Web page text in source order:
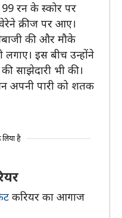
रन के स्कोर पर
क्रीज पर आए।
की और मौके
इस बीच उन्होंने
साझेदारी भी की।
अपनी पारी को शतक
है
करियर का आगाज